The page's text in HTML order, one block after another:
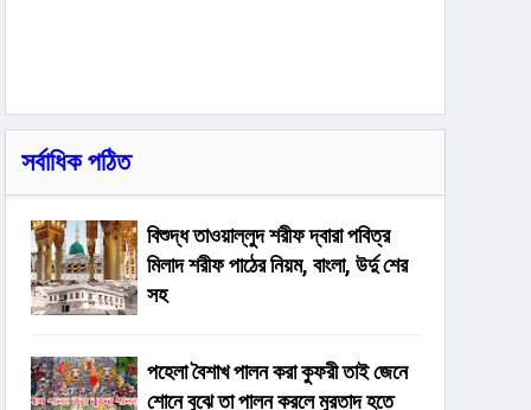
সর্বাধিক পঠিত
বিশুদ্ধ তাওয়াল্লুদ শরীফ দ্বারা পবিত্র
মিলাদ শরীফ পাঠের নিয়ম, বাংলা, উর্দু শের
সহ
পহেলা বৈশাখ পালন করা কুফরী তাই জেনে
শোনে বুঝে তা পালন করলে মুরতাদ হতে